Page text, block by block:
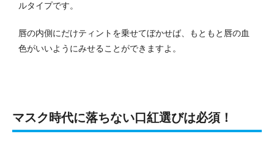
ルタイプです。
唇の内側にだけティントを乗せてぼかせば、もともと唇の血
色がいいようにみせることができますよ。
マスク時代に落ちない口紅選びは必須！